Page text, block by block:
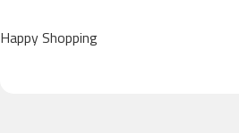
Happy Shopping